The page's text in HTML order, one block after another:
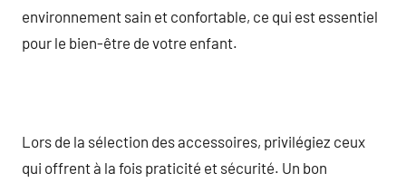
environnement sain et confortable, ce qui est essentiel
pour le bien-être de votre enfant.
Lors de la sélection des accessoires, privilégiez ceux
qui offrent à la fois praticité et sécurité. Un bon